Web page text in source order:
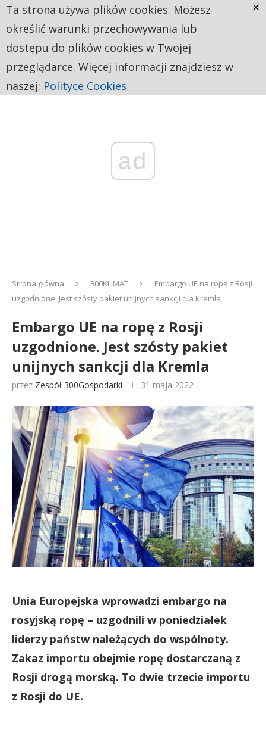
ad
Strona główna 300KLIMAT
Embargo UE na ropę z Rosji
uzgodnione. Jest szósty pakiet unijnych sankcji dla Kremla
Embargo UE na ropę z Rosji
uzgodnione. Jest szósty pakiet
unijnych sankcji dla Kremla
przez Zespół 300Gospodarki 31 maja 2022
Unia Europejska wprowadzi embargo na
rosyjską ropę – uzgodnili w poniedziałek
liderzy państw należących do wspólnoty.
Zakaz importu obejmie ropę dostarczaną z
Rosji drogą morską. To dwie trzecie importu
z Rosji do UE.
Ta strona używa plików cookies. Możesz
określić warunki przechowywania lub
dostępu do plików cookies w Twojej
przeglądarce. Więcej informacji znajdziesz w
naszej: Polityce Cookies
×